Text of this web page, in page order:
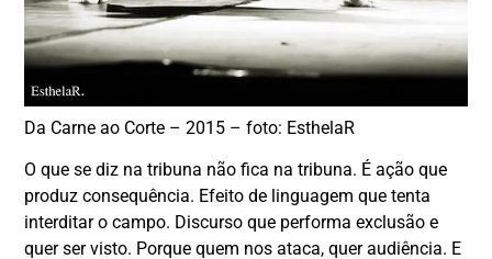
Da Carne ao Corte – 2015 – foto: EsthelaR
O que se diz na tribuna não fica na tribuna. É ação que
produz consequência. Efeito de linguagem que tenta
interditar o campo. Discurso que performa exclusão e
quer ser visto. Porque quem nos ataca, quer audiência. E